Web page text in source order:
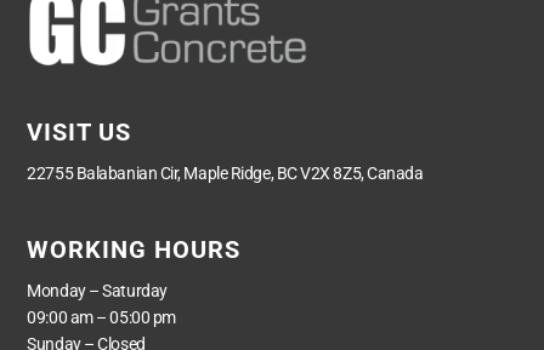
VISIT US
22755 Balabanian Cir, Maple Ridge, BC V2X 8Z5, Canada
WORKING HOURS
Monday – Saturday
09:00 am – 05:00 pm
Sunday – Closed